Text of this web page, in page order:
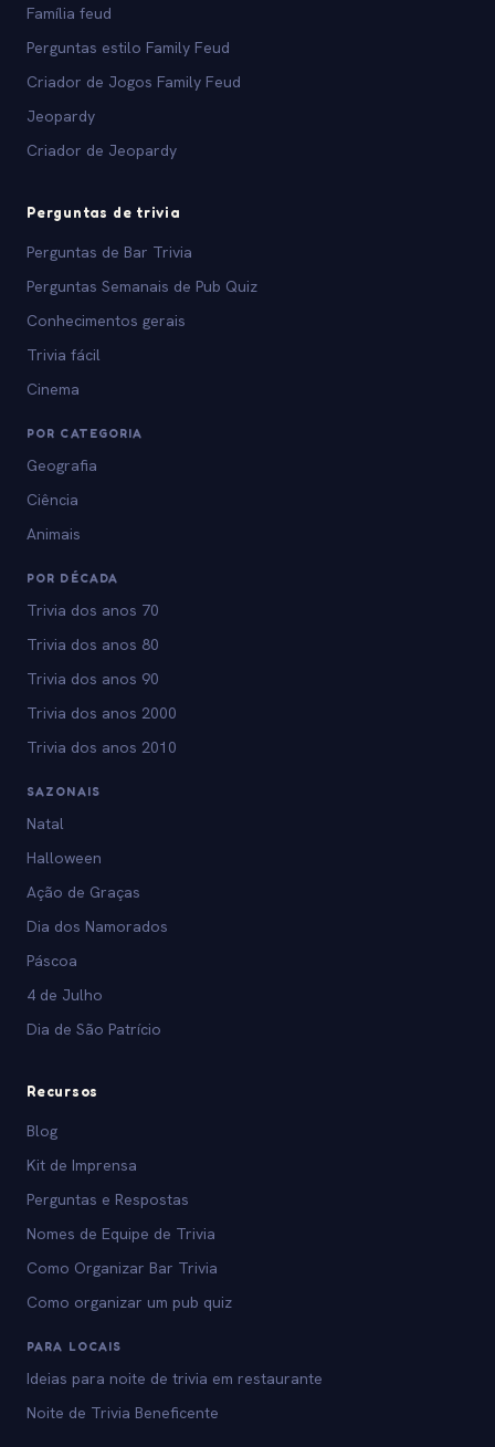
Família feud
Perguntas estilo Family Feud
Criador de Jogos Family Feud
Jeopardy
Criador de Jeopardy
Perguntas de trivia
Perguntas de Bar Trivia
Perguntas Semanais de Pub Quiz
Conhecimentos gerais
Trivia fácil
Cinema
POR CATEGORIA
Geografia
Ciência
Animais
POR DÉCADA
Trivia dos anos 70
Trivia dos anos 80
Trivia dos anos 90
Trivia dos anos 2000
Trivia dos anos 2010
SAZONAIS
Natal
Halloween
Ação de Graças
Dia dos Namorados
Páscoa
4 de Julho
Dia de São Patrício
Recursos
Blog
Kit de Imprensa
Perguntas e Respostas
Nomes de Equipe de Trivia
Como Organizar Bar Trivia
Como organizar um pub quiz
PARA LOCAIS
Ideias para noite de trivia em restaurante
Noite de Trivia Beneficente